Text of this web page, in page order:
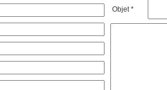
DéClé
Les livres
Objet *